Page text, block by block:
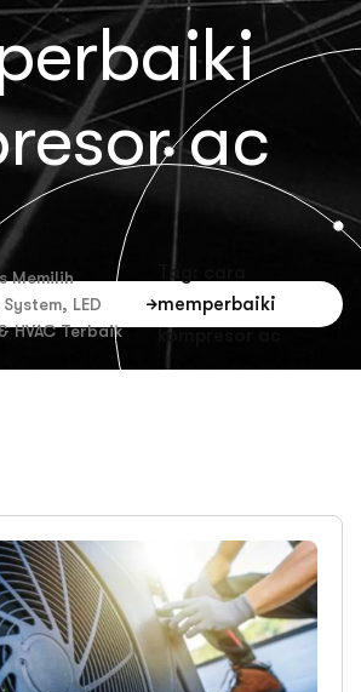
ac
Memilih
LED
HVAC Terbaik
Tag: cara
memperbaiki
kompresor ac